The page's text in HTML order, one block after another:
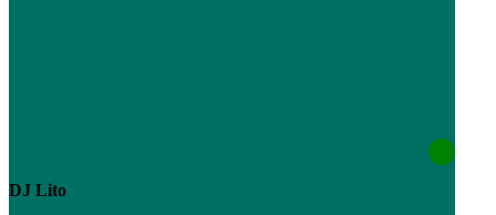
DJ Lito